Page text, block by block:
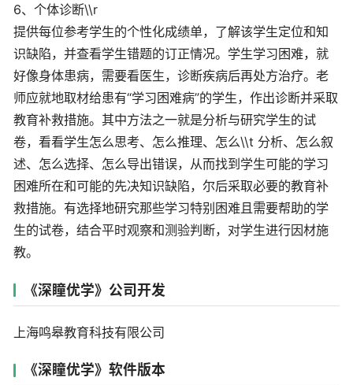
6、个体诊断\\r
提供每位参考学生的个性化成绩单，了解该学生定位和知
识缺陷，并查看学生错题的订正情况。学生学习困难，就
好像身体患病，需要看医生，诊断疾病后再处方治疗。老
师应就地取材给患有“学习困难病”的学生，作出诊断并采取
教育补救措施。其中方法之一就是分析与研究学生的试
卷，看看学生怎么思考、怎么推理、怎么\\t 分析、怎么叙
述、怎么选择、怎么导出错误，从而找到学生可能的学习
困难所在和可能的先决知识缺陷，尔后采取必要的教育补
救措施。有选择地研究那些学习特别困难且需要帮助的学
生的试卷，结合平时观察和测验判断，对学生进行因材施
教。
《深瞳优学》公司开发
上海鸣皋教育科技有限公司
《深瞳优学》软件版本